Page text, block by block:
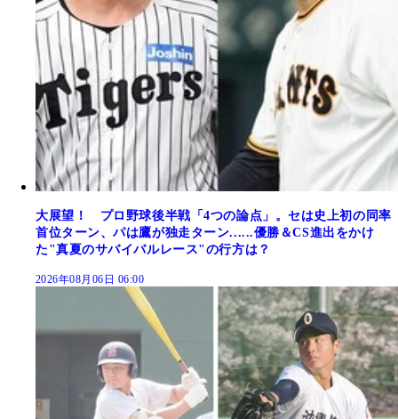
大展望！ プロ野球後半戦「4つの論点」。セは史上初の同率
首位ターン、パは鷹が独走ターン......優勝＆CS進出をかけ
た"真夏のサバイバルレース"の行方は？
2026年08月06日 06:00